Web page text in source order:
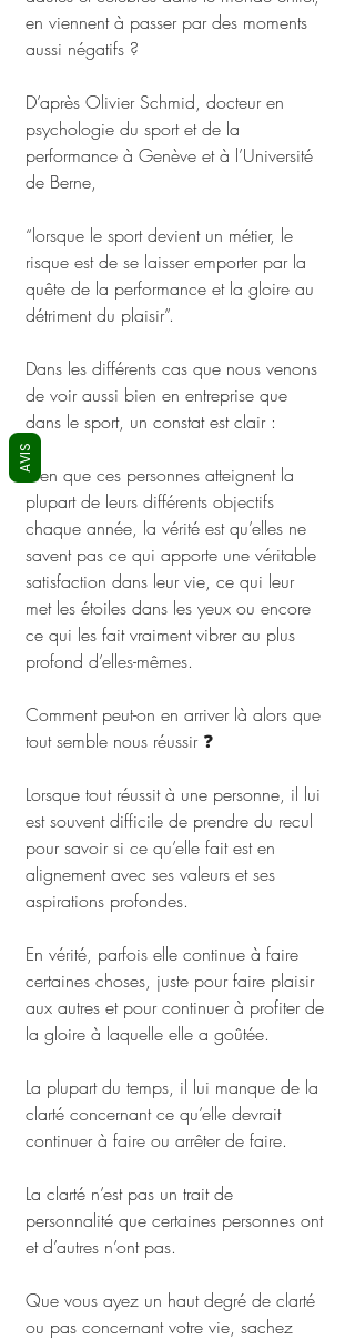
en viennent à passer par des moments
aussi négatifs ?
D’après Olivier Schmid, docteur en
psychologie du sport et de la
performance à Genève et à l’Université
de Berne,
“lorsque le sport devient un métier, le
risque est de se laisser emporter par la
quête de la performance et la gloire au
détriment du plaisir”.
Dans les différents cas que nous venons
de voir aussi bien en entreprise que
dans le sport, un constat est clair :
bien que ces personnes atteignent la
plupart de leurs différents objectifs
chaque année, la vérité est qu’elles ne
savent pas ce qui apporte une véritable
satisfaction dans leur vie, ce qui leur
met les étoiles dans les yeux ou encore
ce qui les fait vraiment vibrer au plus
profond d’elles-mêmes.
Comment peut-on en arriver là alors que
tout semble nous réussir ❓
Lorsque tout réussit à une personne, il lui
est souvent difficile de prendre du recul
pour savoir si ce qu’elle fait est en
alignement avec ses valeurs et ses
aspirations profondes.
En vérité, parfois elle continue à faire
certaines choses, juste pour faire plaisir
aux autres et pour continuer à profiter de
la gloire à laquelle elle a goûtée.
La plupart du temps, il lui manque de la
clarté concernant ce qu’elle devrait
continuer à faire ou arrêter de faire.
La clarté n’est pas un trait de
personnalité que certaines personnes ont
et d’autres n’ont pas.
Que vous ayez un haut degré de clarté
ou pas concernant votre vie, sachez
AVIS